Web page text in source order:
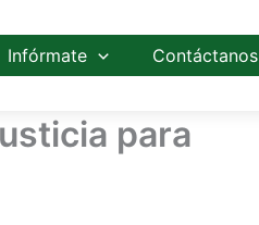
Infórmate Contáctanos
para